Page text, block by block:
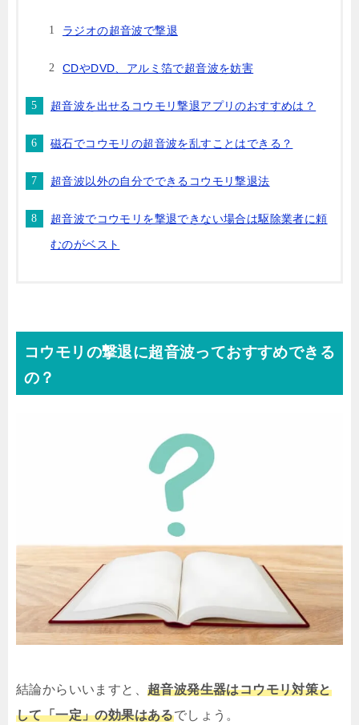
ラジオの超音波で撃退
CDやDVD、アルミ箔で超音波を妨害
超音波を出せるコウモリ撃退アプリのおすすめは？
磁石でコウモリの超音波を乱すことはできる？
超音波以外の自分でできるコウモリ撃退法
超音波でコウモリを撃退できない場合は駆除業者に頼
むのがベスト
コウモリの撃退に超音波っておすすめできる
の？
結論からいいますと、 超音波発生器はコウモリ対策と
して「一定」の効果はあるでしょう。